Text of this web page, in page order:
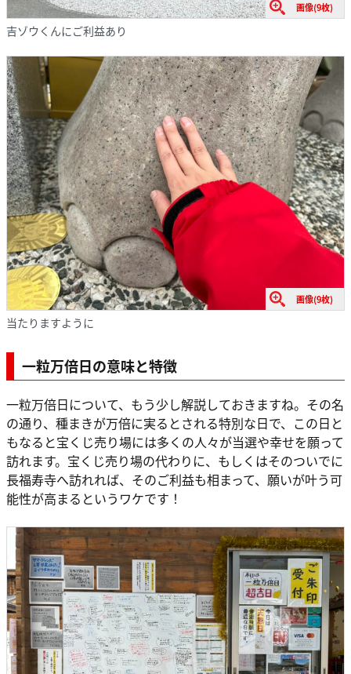
画像(9枚)
吉ゾウくんにご利益あり
画像(9枚)
当たりますように
一粒万倍日の意味と特徴
一粒万倍日について、もう少し解説しておきますね。その名
の通り、種まきが万倍に実るとされる特別な日で、この日と
もなると宝くじ売り場には多くの人々が当選や幸せを願って
訪れます。宝くじ売り場の代わりに、もしくはそのついでに
長福寿寺へ訪れれば、そのご利益も相まって、願いが叶う可
能性が高まるというワケです！